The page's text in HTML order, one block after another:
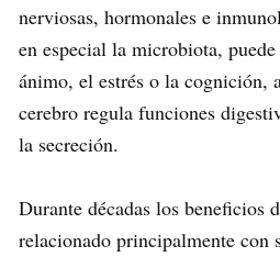
nerviosas, hormonales e
en especial la microbiota,
ánimo, el estrés o la cognición,
cerebro regula funciones
la secreción.
Durante décadas los beneficios
relacionado principalmente con